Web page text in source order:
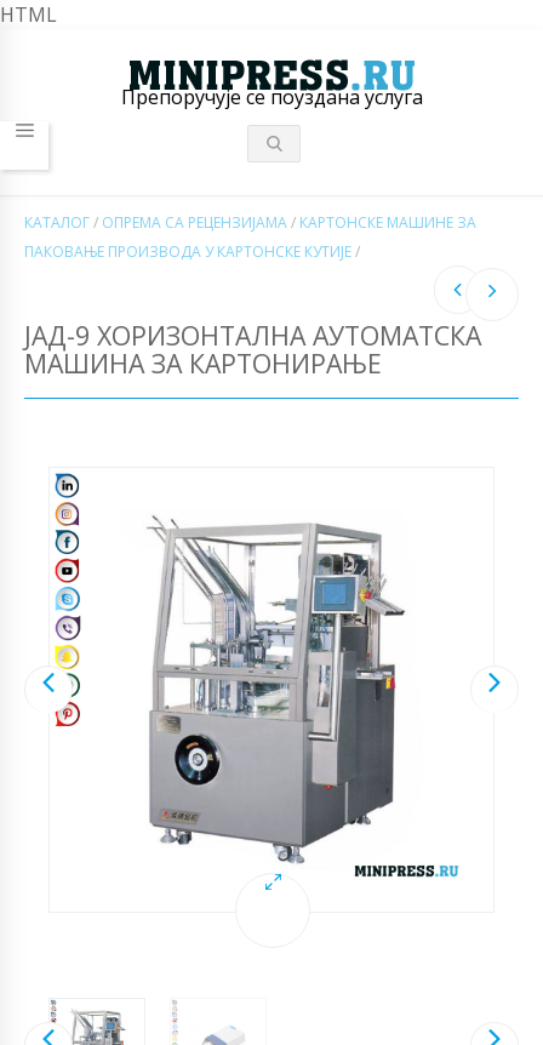
HTML
Препоручује се поуздана услуга
КАТАЛОГ/ ОПРЕМА СА РЕЦЕНЗИЈАМА/ КАРТОНСКЕ МАШИНЕ ЗА
ПАКОВАЊЕ ПРОИЗВОДА У КАРТОНСКЕ КУТИЈЕ/
ЈАД-9 ХОРИЗОНТАЛНА АУТОМАТСКА
МАШИНА ЗА КАРТОНИРАЊЕ